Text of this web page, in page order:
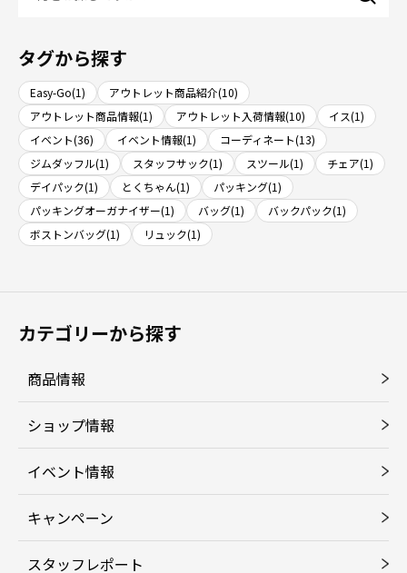
タグから探す
Easy-Go(1)
アウトレット商品紹介(10)
アウトレット商品情報(1)
アウトレット入荷情報(10)
イス(1)
イベント(36)
イベント情報(1)
コーディネート(13)
ジムダッフル(1)
スタッフサック(1) スツール(1)
チェア(1)
デイパック(1)
とくちゃん(1)
パッキング(1)
パッキングオーガナイザー(1)
バッグ(1)
バックパック(1)
ボストンバッグ(1)
リュック(1)
カテゴリーから探す
商品情報
ショップ情報
イベント情報
キャンペーン
スタッフレポート